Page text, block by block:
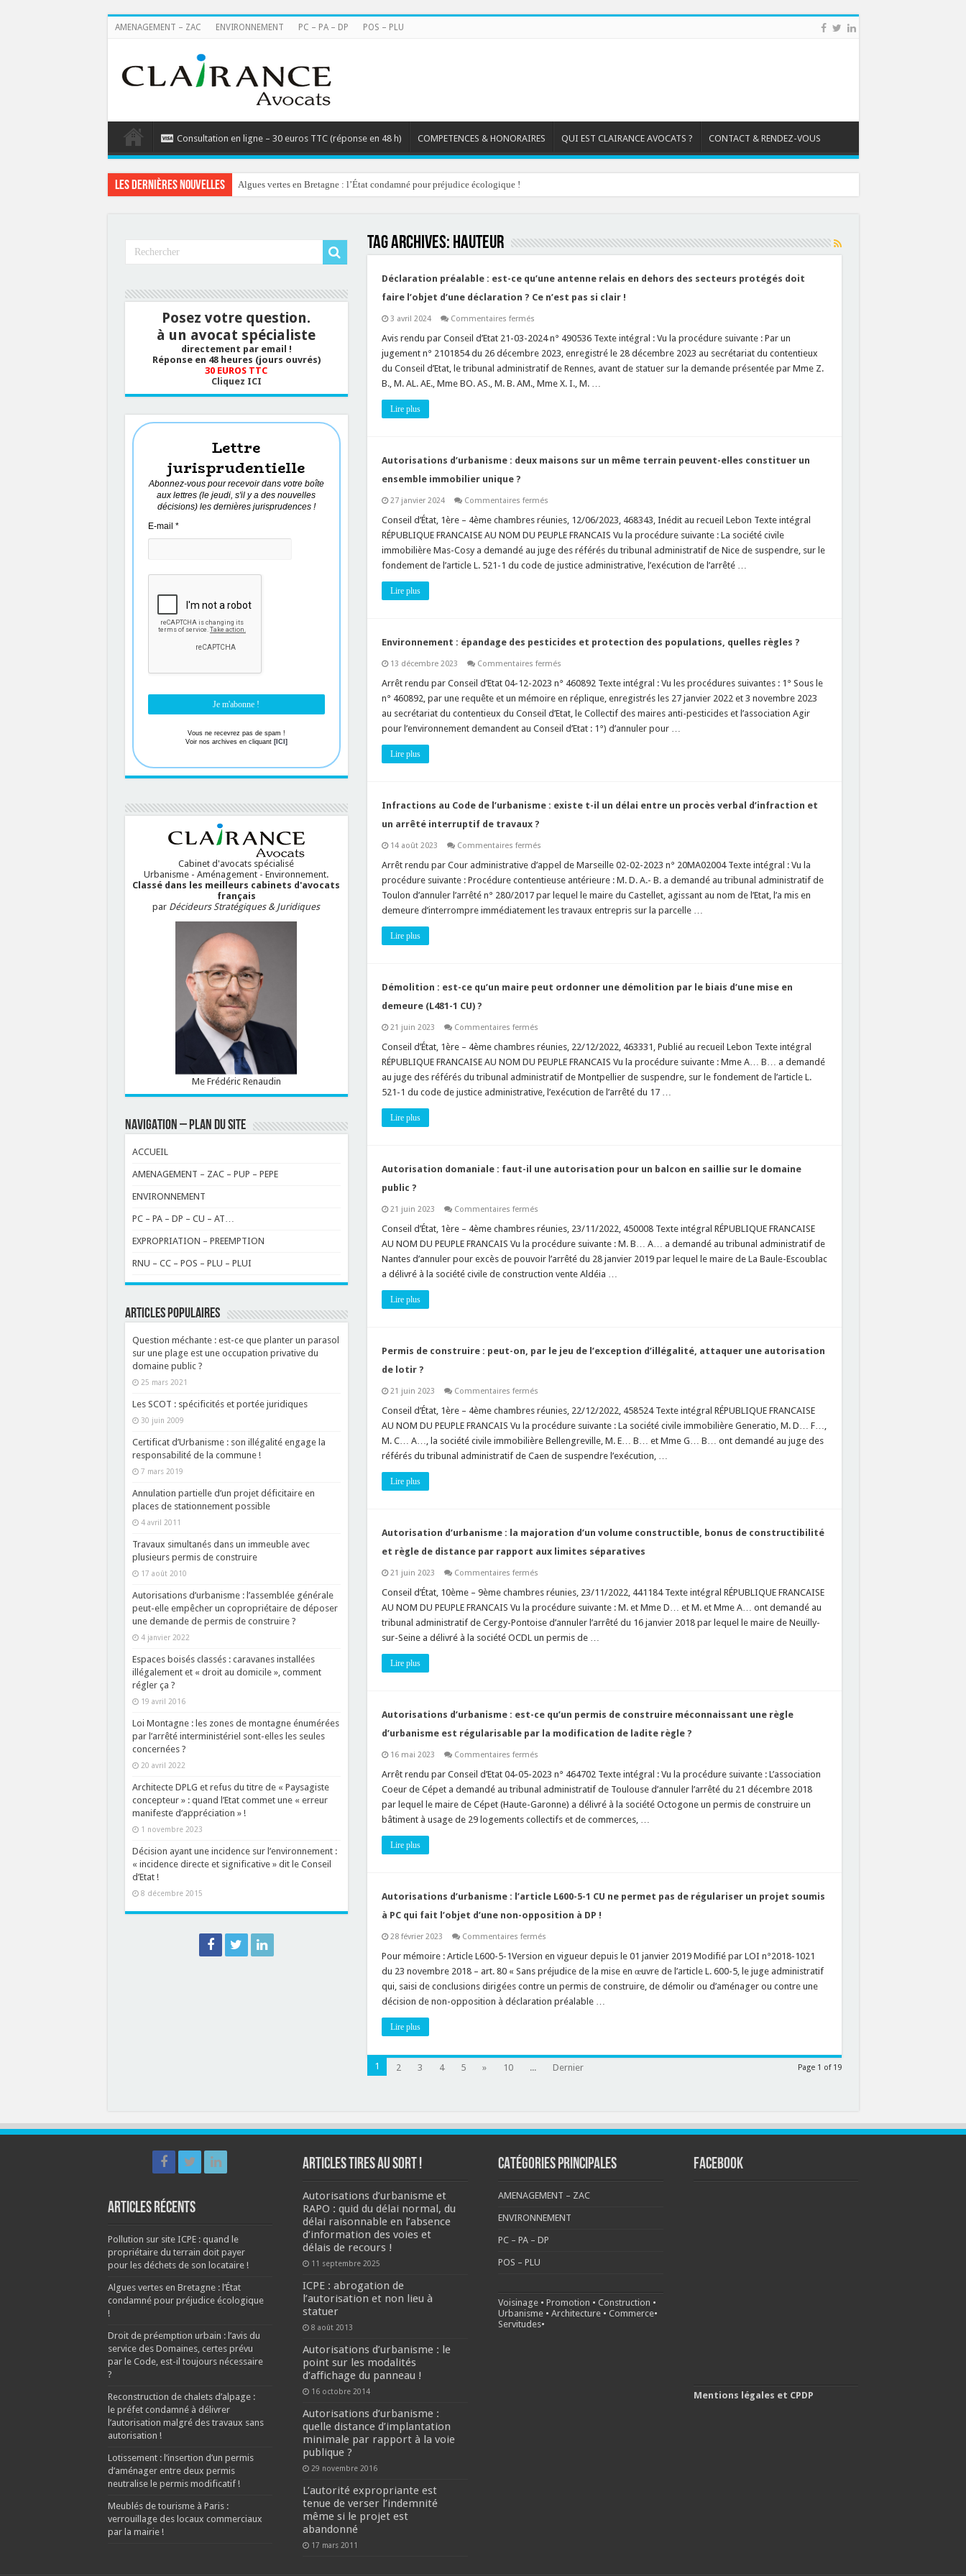
AMENAGEMENT – ZAC ENVIRONNEMENT PC – PA – DP POS – PLU
Consultation en ligne – 30 euros TTC (réponse en 48 h) COMPETENCES & HONORAIRES QUI EST CLAIRANCE AVOCATS ? CONTACT & RENDEZ-VOUS
Les dernières nouvelles Algues vertes en Bretagne : l’État condamné pour préjudice écologique !
Tag Archives: hauteur
Déclaration préalable : est-ce qu’une antenne relais en dehors des secteurs protégés doit
faire l’objet d’une déclaration ? Ce n’est pas si clair !
3 avril 2024 Commentaires ferméssur
préalable
est-
ce
qu’une
antenne
faire
Ce
n’est
pas
si
!
Avis rendu par Conseil d’Etat 21-03-2024 n° 490536 Texte intégral : Vu la procédure suivante : Par un
jugement n° 2101854 du 26 décembre 2023, enregistré le 28 décembre 2023 au secrétariat du contentieux
du Conseil d’Etat, le tribunal administratif de Rennes, avant de statuer sur la demande présentée par Mme Z.
B., M. AL. AE., Mme BO. AS., M. B. AM., Mme X. I., M. …
Lire plus
Autorisations d’urbanisme : deux maisons sur un même terrain peuvent-elles constituer un
ensemble immobilier unique ?
27 janvier 2024 Commentaires ferméssur
d’urbanisme
deux
maisons
sur
un
immobilier
Conseil d’État, 1ère – 4ème chambres réunies, 12/06/2023, 468343, Inédit au recueil Lebon Texte intégral
RÉPUBLIQUE FRANCAISE AU NOM DU PEUPLE FRANCAIS Vu la procédure suivante : La société civile
immobilière Mas-Cosy a demandé au juge des référés du tribunal administratif de Nice de suspendre, sur le
fondement de l’article L. 521-1 du code de justice administrative, l’exécution de l’arrêté …
Lire plus
Environnement : épandage des pesticides et protection des populations, quelles règles ?
13 décembre 2023 Commentaires ferméssur
:
des
pesticides
et
protection
Arrêt rendu par Conseil d’Etat 04-12-2023 n° 460892 Texte intégral : Vu les procédures suivantes : 1° Sous le
n° 460892, par une requête et un mémoire en réplique, enregistrés les 27 janvier 2022 et 3 novembre 2023
au secrétariat du contentieux du Conseil d’Etat, le Collectif des maires anti-pesticides et l’association Agir
pour l’environnement demandent au Conseil d’Etat : 1°) d’annuler pour …
Lire plus
Infractions au Code de l’urbanisme : existe t-il un délai entre un procès verbal d’infraction et
un arrêté interruptif de travaux ?
14 août 2023 Commentaires ferméssur
au
Code
de
l’urbanisme
:
existe
verbal
de
travaux
?
Arrêt rendu par Cour administrative d’appel de Marseille 02-02-2023 n° 20MA02004 Texte intégral : Vu la
procédure suivante : Procédure contentieuse antérieure : M. D. A.- B. a demandé au tribunal administratif de
Toulon d’annuler l’arrêté n° 280/2017 par lequel le maire du Castellet, agissant au nom de l’Etat, l’a mis en
demeure d’interrompre immédiatement les travaux entrepris sur la parcelle …
Lire plus
Démolition : est-ce qu’un maire peut ordonner une démolition par le biais d’une mise en
demeure (L481-1 CU) ?
21 juin 2023 Commentaires ferméssur
:
ce
qu’un
maire
peut
mise
CU)
Conseil d’État, 1ère – 4ème chambres réunies, 22/12/2022, 463331, Publié au recueil Lebon Texte intégral
RÉPUBLIQUE FRANCAISE AU NOM DU PEUPLE FRANCAIS Vu la procédure suivante : Mme A… B… a demandé
au juge des référés du tribunal administratif de Montpellier de suspendre, sur le fondement de l’article L.
521-1 du code de justice administrative, l’exécution de l’arrêté du 17 …
Lire plus
Autorisation domaniale : faut-il une autorisation pour un balcon en saillie sur le domaine
public ?
21 juin 2023 Commentaires ferméssur
domaniale
faut-
il
une
autorisation
domaine
public
Conseil d’État, 1ère – 4ème chambres réunies, 23/11/2022, 450008 Texte intégral RÉPUBLIQUE FRANCAISE
AU NOM DU PEUPLE FRANCAIS Vu la procédure suivante : M. B… A… a demandé au tribunal administratif de
Nantes d’annuler pour excès de pouvoir l’arrêté du 28 janvier 2019 par lequel le maire de La Baule-Escoublac
a délivré à la société civile de construction vente Aldéia …
Lire plus
Permis de construire : peut-on, par le jeu de l’exception d’illégalité, attaquer une autorisation
de lotir ?
21 juin 2023 Commentaires ferméssur
de
construire
:
peut-
on,
par
autorisation
lotir
Conseil d’État, 1ère – 4ème chambres réunies, 22/12/2022, 458524 Texte intégral RÉPUBLIQUE FRANCAISE
AU NOM DU PEUPLE FRANCAIS Vu la procédure suivante : La société civile immobilière Generatio, M. D… F…,
M. C… A…, la société civile immobilière Bellengreville, M. E… B… et Mme G… B… ont demandé au juge des
référés du tribunal administratif de Caen de suspendre l’exécution, …
Lire plus
Autorisation d’urbanisme : la majoration d’un volume constructible, bonus de constructibilité
et règle de distance par rapport aux limites séparatives
21 juin 2023 Commentaires ferméssur
d’urbanisme
la
majoration
d’un
volume
distance
rapport
séparatives
Conseil d’État, 10ème – 9ème chambres réunies, 23/11/2022, 441184 Texte intégral RÉPUBLIQUE FRANCAISE
AU NOM DU PEUPLE FRANCAIS Vu la procédure suivante : M. et Mme D… et M. et Mme A… ont demandé au
tribunal administratif de Cergy-Pontoise d’annuler l’arrêté du 16 janvier 2018 par lequel le maire de Neuilly-
sur-Seine a délivré à la société OCDL un permis de …
Lire plus
Autorisations d’urbanisme : est-ce qu’un permis de construire méconnaissant une règle
d’urbanisme est régularisable par la modification de ladite règle ?
16 mai 2023 Commentaires ferméssur
d’urbanisme
est-
ce
qu’un
permis
régularisable
la
de
ladite
?
Arrêt rendu par Conseil d’Etat 04-05-2023 n° 464702 Texte intégral : Vu la procédure suivante : L’association
Coeur de Cépet a demandé au tribunal administratif de Toulouse d’annuler l’arrêté du 21 décembre 2018
par lequel le maire de Cépet (Haute-Garonne) a délivré à la société Octogone un permis de construire un
bâtiment à usage de 29 logements collectifs et de commerces, …
Lire plus
Autorisations d’urbanisme : l’article L600-5-1 CU ne permet pas de régulariser un projet soumis
à PC qui fait l’objet d’une non-opposition à DP !
28 février 2023 Commentaires ferméssur
d’urbanisme
l’article
L600-
5-
1
régulariser
un
fait
l’objet
opposition
à
DP
Pour mémoire : Article L600-5-1Version en vigueur depuis le 01 janvier 2019 Modifié par LOI n°2018-1021
du 23 novembre 2018 – art. 80 « Sans préjudice de la mise en œuvre de l’article L. 600-5, le juge administratif
qui, saisi de conclusions dirigées contre un permis de construire, de démolir ou d’aménager ou contre une
décision de non-opposition à déclaration préalable …
Lire plus
Page 1 of 19
1 2 3 4 5 » 10 ... Dernier
Posez votre question.
à un avocat spécialiste
directement par email !
Réponse en 48 heures (jours ouvrés)
30 EUROS TTC
Cliquez ICI
Lettre
jurisprudentielle
Abonnez-vous pour recevoir dans votre boîte
aux lettres (le jeudi, s'il y a des nouvelles
décisions) les dernières jurisprudences !
E-mail *
Vous ne recevrez pas de spam !
Voir nos archives en cliquant [ICI]
Cabinet d'avocats spécialisé
Urbanisme - Aménagement - Environnement.
Classé dans les meilleurs cabinets d'avocats
français
par Décideurs Stratégiques & Juridiques
Me Frédéric Renaudin
NAVIGATION – PLAN DU SITE
ACCUEIL
AMENAGEMENT – ZAC – PUP – PEPE
ENVIRONNEMENT
PC – PA – DP – CU – AT…
EXPROPRIATION – PREEMPTION
RNU – CC – POS – PLU – PLUI
ARTICLES POPULAIRES
Question méchante : est-ce que planter un parasol
sur une plage est une occupation privative du
domaine public ?
25 mars 2021
Les SCOT : spécificités et portée juridiques
30 juin 2009
Certificat d’Urbanisme : son illégalité engage la
responsabilité de la commune !
7 mars 2019
Annulation partielle d’un projet déficitaire en
places de stationnement possible
4 avril 2011
Travaux simultanés dans un immeuble avec
plusieurs permis de construire
17 août 2010
Autorisations d’urbanisme : l’assemblée générale
peut-elle empêcher un copropriétaire de déposer
une demande de permis de construire ?
4 janvier 2022
Espaces boisés classés : caravanes installées
illégalement et « droit au domicile », comment
régler ça ?
19 avril 2016
Loi Montagne : les zones de montagne énumérées
par l’arrêté interministériel sont-elles les seules
concernées ?
20 avril 2022
Architecte DPLG et refus du titre de « Paysagiste
concepteur » : quand l’Etat commet une « erreur
manifeste d’appréciation » !
1 novembre 2023
Décision ayant une incidence sur l’environnement :
« incidence directe et significative » dit le Conseil
d’Etat !
8 décembre 2015
Articles récents
Pollution sur site ICPE : quand le
propriétaire du terrain doit payer
pour les déchets de son locataire !
Algues vertes en Bretagne : l’État
condamné pour préjudice écologique
!
Droit de préemption urbain : l’avis du
service des Domaines, certes prévu
par le Code, est-il toujours nécessaire
?
Reconstruction de chalets d’alpage :
le préfet condamné à délivrer
l’autorisation malgré des travaux sans
autorisation !
Lotissement : l’insertion d’un permis
d’aménager entre deux permis
neutralise le permis modificatif !
Meublés de tourisme à Paris :
verrouillage des locaux commerciaux
par la mairie !
ARTICLES TIRES AU SORT !
Autorisations d’urbanisme et
RAPO : quid du délai normal, du
délai raisonnable en l’absence
d’information des voies et
délais de recours !
11 septembre 2025
ICPE : abrogation de
l’autorisation et non lieu à
statuer
8 août 2013
Autorisations d’urbanisme : le
point sur les modalités
d’affichage du panneau !
16 octobre 2014
Autorisations d’urbanisme :
quelle distance d’implantation
minimale par rapport à la voie
publique ?
29 novembre 2016
L’autorité expropriante est
tenue de verser l’indemnité
même si le projet est
abandonné
17 mars 2011
CATÉGORIES PRINCIPALES
AMENAGEMENT – ZAC
ENVIRONNEMENT
PC – PA – DP
POS – PLU
Voisinage• Promotion • Construction •
Urbanisme• Architecture• Commerce•
Servitudes•
FACEBOOK
Mentions légales et CPDP